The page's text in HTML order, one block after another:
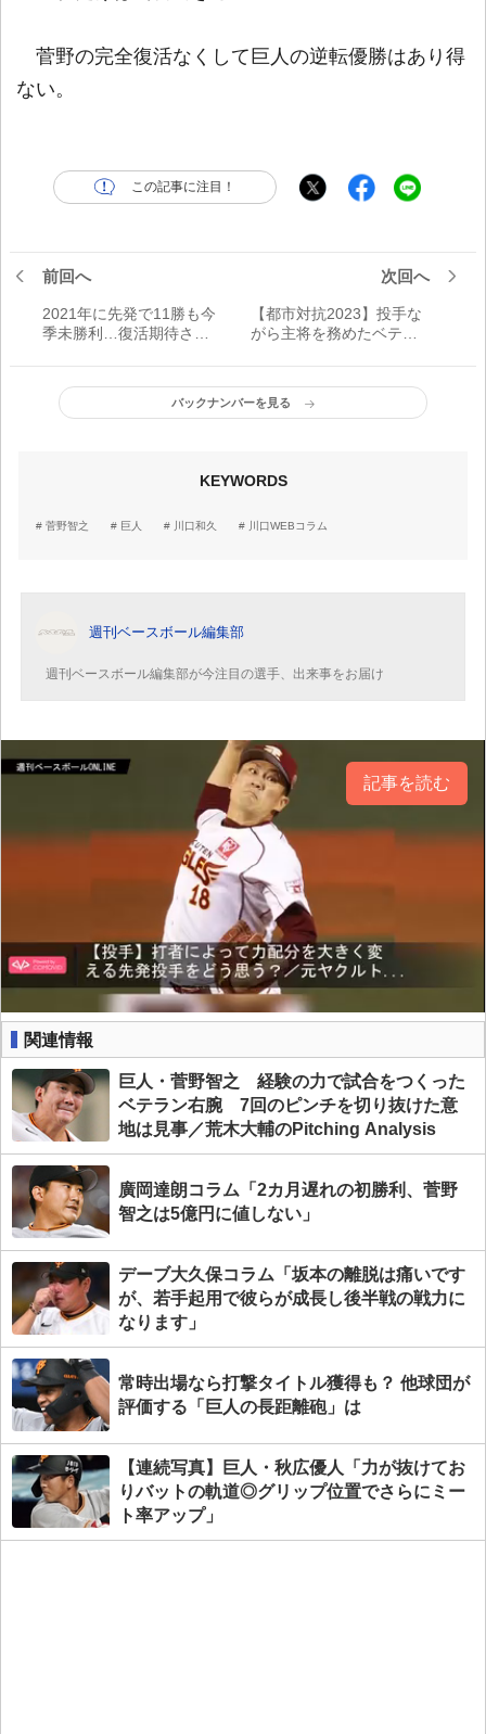
菅野の完全復活なくして巨人の逆転優勝はあり得
ない。
この記事に注目！
前回へ
2021年に先発で11勝も今
季未勝利…復活期待され
次回へ
【都市対抗2023】投手な
がら主将を務めたベテラ
神”福島由登はチームの精
神安定剤
バックナンバーを見る
KEYWORDS
菅野智之 巨人 川口和久 川口WEBコラム
週刊ベースボール編集部
週刊ベースボール編集部が今注目の選手、出来事をお届け
記事を読む
関連情報
巨人・菅野智之 経験の力で試合をつくった
ベテラン右腕 7回のピンチを切り抜けた意
地は見事／荒木大輔のPitching Analysis
廣岡達朗コラム「2カ月遅れの初勝利、菅野
智之は5億円に値しない」
デーブ大久保コラム「坂本の離脱は痛いです
が、若手起用で彼らが成長し後半戦の戦力に
なります」
常時出場なら打撃タイトル獲得も？ 他球団が
評価する「巨人の長距離砲」は
【連続写真】巨人・秋広優人「力が抜けてお
りバットの軌道◎グリップ位置でさらにミー
ト率アップ」